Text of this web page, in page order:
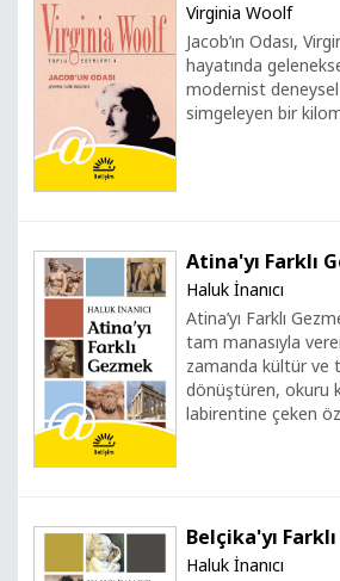
Virginia Woolf
Jacob’ın Odası,
hayatında
modernist deneysel
simgeleyen bir
Atina'yı Farklı
Haluk İnanıcı
Atina’yı Farklı
tam manasıyla
zamanda kültür ve
dönüştüren, okuru
labirentine çeken
Belçika'yı
Haluk İnanıcı